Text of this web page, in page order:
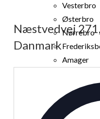
Vesterbro
Østerbro
Nørrebro
Amager
Loppemarked i
Julemarkeder
Næstvedvej
Danmark